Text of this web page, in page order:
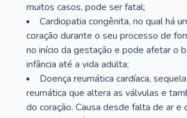
muitos casos, pode ser fatal;
Cardiopatia congênita, no qual há
coração durante o seu processo de
no início da gestação e pode afetar o
infância até a vida adulta;
Doença reumática cardíaca,
reumática que altera as válvulas e
do coração. Causa desde falta de ar e